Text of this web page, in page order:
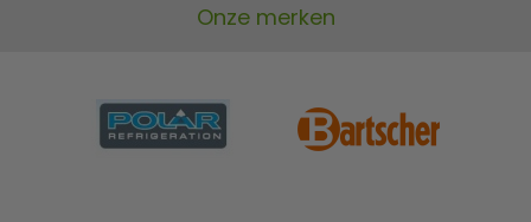
Onze merken